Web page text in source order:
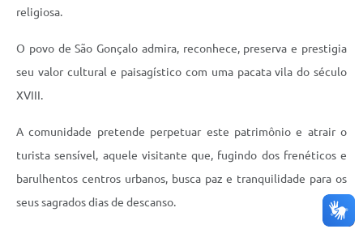
religiosa.
O povo de São Gonçalo admira, reconhece, preserva e prestigia
seu valor cultural e paisagístico com uma pacata vila do século
XVIII.
A comunidade pretende perpetuar este patrimônio e atrair o
turista sensível, aquele visitante que, fugindo dos frenéticos e
barulhentos centros urbanos, busca paz e tranquilidade para os
seus sagrados dias de descanso.